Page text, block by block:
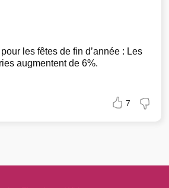
les fêtes de fin d’année : Les
augmentent de 6%.
7